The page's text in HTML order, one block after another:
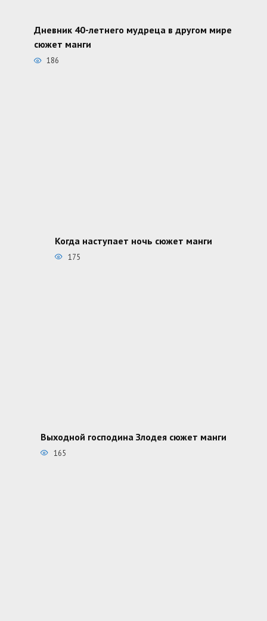
Дневник 40-летнего мудреца в другом мире
сюжет манги
186
Когда наступает ночь сюжет манги
175
Выходной господина Злодея сюжет манги
165